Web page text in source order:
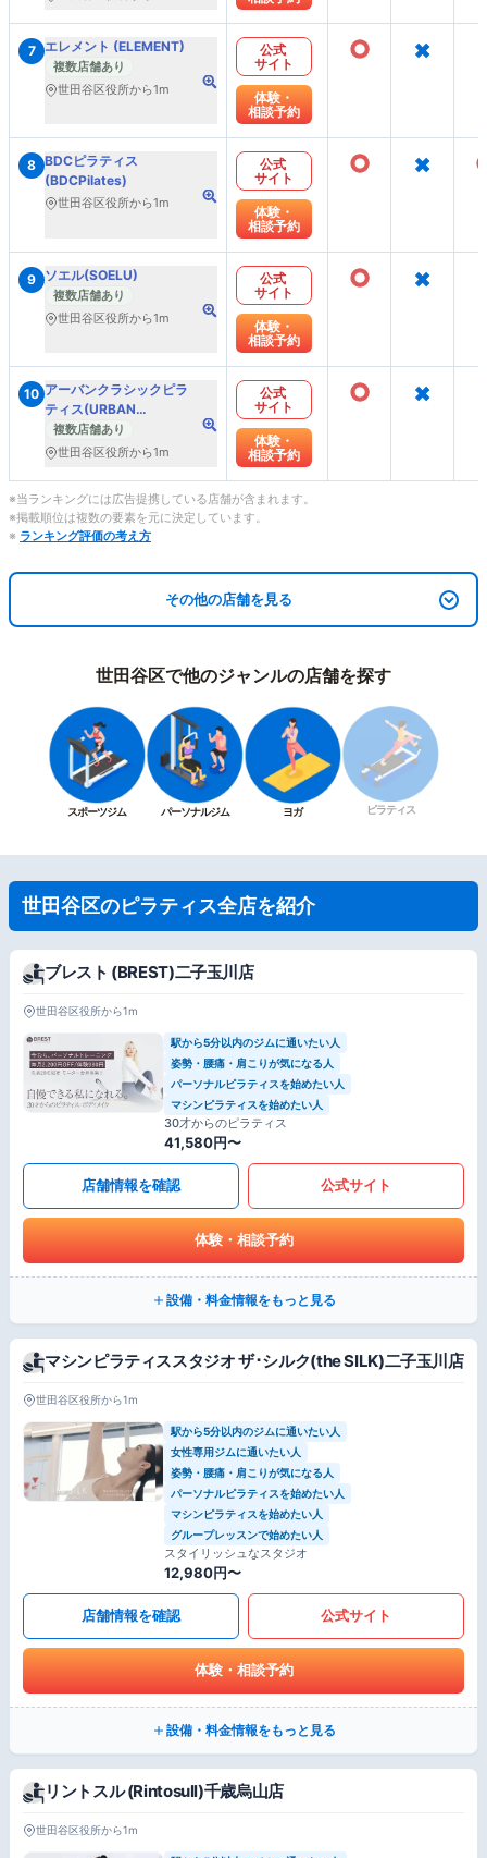
7 エレメント (ELEMENT)
複数店舗あり
世田谷区役所から1m
公式
サイト
体験・
相談予約
○ ×
8 BDCピラティス
(BDCPilates)
世田谷区役所から1m
公式
サイト
体験・
相談予約
○ ×
9 ソエル(SOELU)
複数店舗あり
世田谷区役所から1m
公式
サイト
体験・
相談予約
○ ×
10 アーバンクラシックピラ
ティス(URBAN
CLASSIC PILATES)
複数店舗あり
世田谷区役所から1m
公式
サイト
体験・
相談予約
○ ×
※当ランキングには広告提携している店舗が含まれます。
※掲載順位は複数の要素を元に決定しています。
※ ランキング評価の考え方
その他の店舗を見る
世田谷区で他のジャンルの店舗を探す
スポーツジム パーソナルジム ヨガ ピラティス
世田谷区のピラティス全店を紹介
ブレスト (BREST)二子玉川店
世田谷区役所から1m
駅から5分以内のジムに通いたい人
姿勢・腰痛・肩こりが気になる人
パーソナルピラティスを始めたい人
マシンピラティスを始めたい人
30才からのピラティス
41,580円〜
店舗情報を確認 公式サイト
体験・相談予約
設備・料金情報をもっと見る
マシンピラティススタジオ ザ･シルク(the SILK)二子玉川店
世田谷区役所から1m
駅から5分以内のジムに通いたい人
女性専用ジムに通いたい人
姿勢・腰痛・肩こりが気になる人
パーソナルピラティスを始めたい人
マシンピラティスを始めたい人
グループレッスンで始めたい人
スタイリッシュなスタジオ
12,980円〜
店舗情報を確認 公式サイト
体験・相談予約
設備・料金情報をもっと見る
リントスル (Rintosull)千歳烏山店
世田谷区役所から1m